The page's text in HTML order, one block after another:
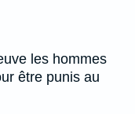
les hommes
être punis au